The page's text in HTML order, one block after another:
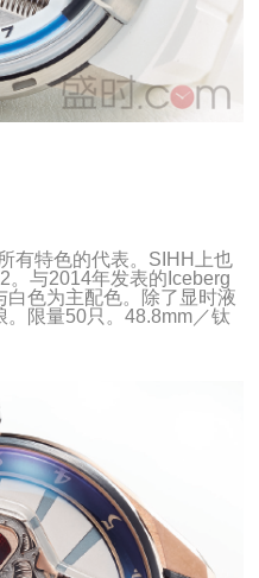
有特色的代表。SIHH上也
。与2014年发表的Iceberg
色为主配色。除了显时液
限量50只。48.8mm／钛